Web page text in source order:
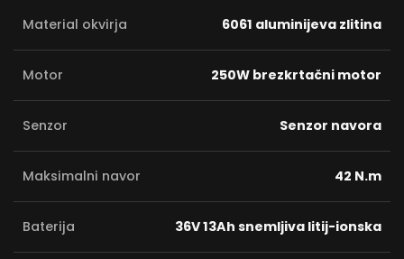
Material okvirja 6061 aluminijeva zlitina
Motor 250W brezkrtačni motor
Senzor Senzor navora
Maksimalni navor 42 N.m
Baterija 36V 13Ah snemljiva litij-ionska